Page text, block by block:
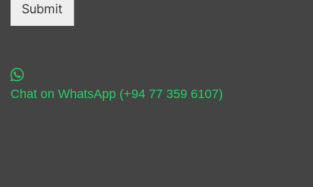
Submit
Chat on WhatsApp (+94 77 359 6107)